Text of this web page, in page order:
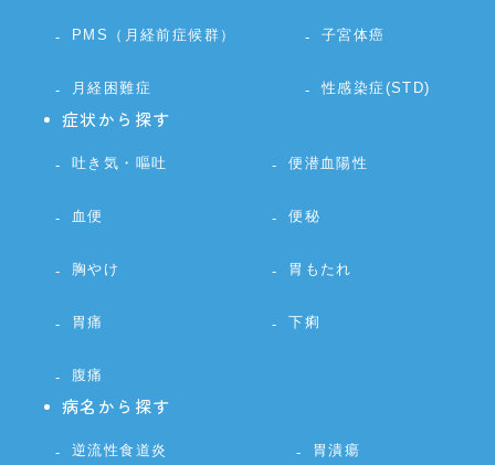
PMS（月経前症候群） 子宮体癌
月経困難症 性感染症(STD)
症状から探す
吐き気・嘔吐 便潜血陽性
血便 便秘
胸やけ 胃もたれ
胃痛 下痢
腹痛
病名から探す
逆流性食道炎 胃潰瘍